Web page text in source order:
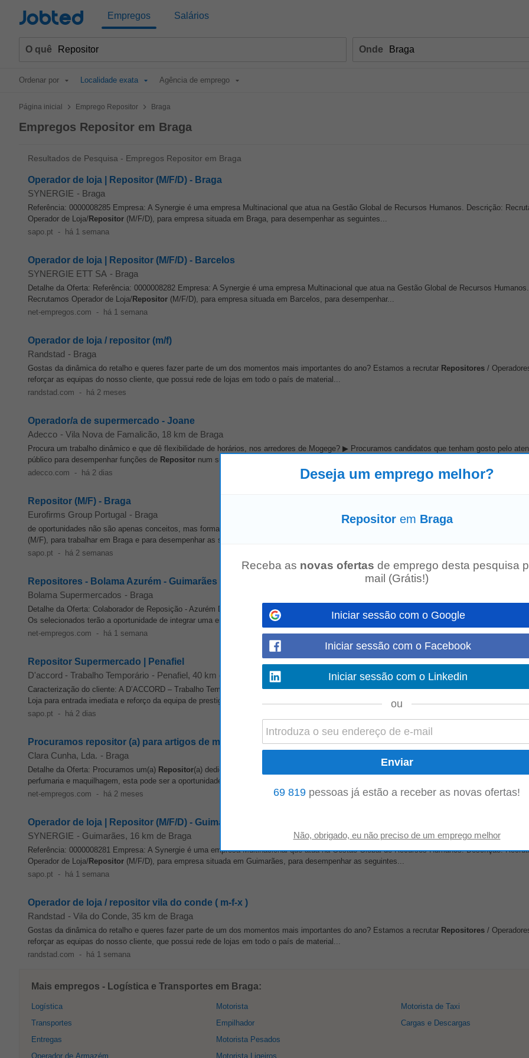
Jobted Empregos Salários
O quê Onde
Ordenar por Localidade exata Agência de emprego
Página inicial > Emprego Repositor > Braga
Empregos Repositor em Braga
Resultados de Pesquisa - Empregos Repositor em Braga
Operador de loja | Repositor (M/F/D) - Braga
SYNERGIE - Braga
Referência: 0000008285 Empresa: A Synergie é uma empresa Multinacional que atua na Gestão Global de Recursos Humanos. Descrição:
Operador de Loja/ Repositor (M/F/D), para empresa situada em Braga, para desempenhar as seguintes...
sapo.pt - há 1 semana
Operador de loja | Repositor (M/F/D) - Barcelos
SYNERGIE ETT SA - Braga
Detalhe da Oferta: Referência: 0000008282 Empresa: A Synergie é uma empresa Multinacional que atua na Gestão Global de Recursos
Recrutamos Operador de Loja/ Repositor (M/F/D), para empresa situada em Barcelos, para desempenhar...
net-empregos.com - há 1 semana
Operador de loja / repositor (m/f)
Randstad - Braga
Gostas da dinâmica do retalho e queres fazer parte de um dos momentos mais importantes do ano? Estamos a recrutar Repositores /
reforçar as equipas do nosso cliente, que possui rede de lojas em todo o país de material...
randstad.com - há 2 meses
Operador/a de supermercado - Joane
Adecco - Vila Nova de Famalicão, 18 km de Braga
Procura um trabalho dinâmico e que dê flexibilidade de horários, nos arredores de Mogege? ▶ Procuramos candidatos que tenham gosto pelo
público para desempenhar funções de Repositor num supermercado com mais de 30 anos de história...
adecco.com - há 2 dias
Repositor (M/F) - Braga
Eurofirms Group Portugal - Braga
de oportunidades não são apenas conceitos, mas formas de transformar equipas e empresas. Oferta: Uma empresa do Setor do Comércio,
(M/F), para trabalhar em Braga e para desempenhar as seguintes funções: Funções: - Reposição de produto...
sapo.pt - há 2 semanas
Repositores - Bolama Azurém - Guimarães
Bolama Supermercados - Braga
Detalhe da Oferta: Colaborador de Reposição - Azurém Descrição da Função: Procuramos candidatos para reforçar a nossa equipa de Reposição
Os selecionados terão a oportunidade de integrar uma empresa em crescimento, desempenhando funções...
net-empregos.com - há 1 semana
Repositor Supermercado | Penafiel
D'accord - Trabalho Temporário - Penafiel, 40 km de Braga
Caracterização do cliente: A D’ACCORD – Trabalho Temporário, empresa especializada em gestão de recursos humanos, encontra-se a recrutar
Loja para entrada imediata e reforço da equipa de prestigiada empresa cliente do setor do Retalho...
sapo.pt - há 2 dias
Procuramos repositor (a) para artigos de maquilhagem
Clara Cunha, Lda. - Braga
Detalhe da Oferta: Procuramos um(a) Repositor(a) dedicado(a) para integrar a nossa equipa numa loja localizada em Braga. Se tens paixão pelo
perfumaria e maquilhagem, esta pode ser a oportunidade ideal para ti! Horário de Trabalho...
net-empregos.com - há 2 meses
Operador de loja | Repositor (M/F/D) - Guimarães
SYNERGIE - Guimarães, 16 km de Braga
Referência: 0000008281 Empresa: A Synergie é uma empresa Multinacional que atua na Gestão Global de Recursos Humanos. Descrição:
Operador de Loja/ Repositor (M/F/D), para empresa situada em Guimarães, para desempenhar as seguintes...
sapo.pt - há 1 semana
Operador de loja / repositor vila do conde ( m-f-x )
Randstad - Vila do Conde, 35 km de Braga
Gostas da dinâmica do retalho e queres fazer parte de um dos momentos mais importantes do ano? Estamos a recrutar Repositores /
reforçar as equipas do nosso cliente, que possui rede de lojas em todo o país de material...
randstad.com - há 1 semana
Mais empregos - Logística e Transportes em Braga:
Logística
Transportes
Entregas
Operador de Armazém
Motorista
Empilhador
Motorista Pesados
Motorista Ligeiros
Motorista de Taxi
Cargas e Descargas
Deseja um emprego melhor?
Repositorem Braga
Receba as novas ofertas de emprego desta pesquisa
mail (Grátis!)
Iniciar sessão com o Google
Iniciar sessão com o Facebook
Iniciar sessão com o Linkedin
ou
69 819 pessoas já estão a receber as novas ofertas!